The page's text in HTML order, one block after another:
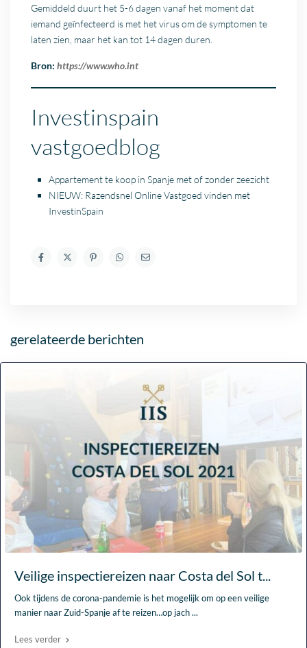
Gemiddeld duurt het 5-6 dagen vanaf het moment dat
iemand geïnfecteerd is met het virus om de symptomen te
laten zien, maar het kan tot 14 dagen duren.
Bron:https://www.who.int
Investinspain
vastgoedblog
Appartement te koop in Spanje met of zonder zeezicht
NIEUW: Razendsnel Online Vastgoed vinden met
InvestinSpain
gerelateerde berichten
Veilige inspectiereizen naar Costa del Sol t...
Ook tijdens de corona-pandemie is het mogelijk om op een veilige
manier naar Zuid-Spanje af te reizen…op jach...
Lees verder